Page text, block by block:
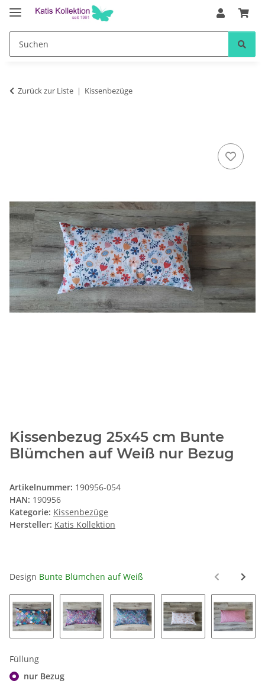
Zurück zur Liste Kissenbezüge
Kissenbezug 25x45 cm Bunte
Blümchen auf Weiß nur Bezug
Artikelnummer: 190956-054
HAN: 190956
Kategorie: Kissenbezüge
Hersteller: Katis Kollektion
Design Bunte Blümchen auf Weiß
Füllung
nur Bezug